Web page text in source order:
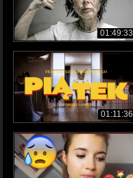
01:49:33
01:11:36